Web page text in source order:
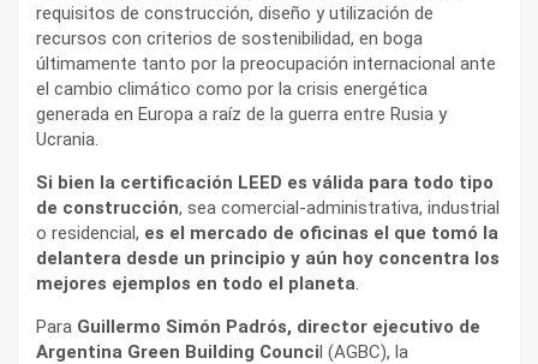
requisitos de construcción, diseño y utilización de
recursos con criterios de sostenibilidad, en boga
últimamente tanto por la preocupación internacional ante
el cambio climático como por la crisis energética
generada en Europa a raíz de la guerra entre Rusia y
Ucrania.
Si bien la certificación LEED es válida para todo tipo
de construcción, sea comercial-administrativa, industrial
o residencial, es el mercado de oficinas el que tomó la
delantera desde un principio y aún hoy concentra los
mejores ejemplos en todo el planeta.
Para Guillermo Simón Padrós, director ejecutivo de
Argentina Green Building Council (AGBC), la